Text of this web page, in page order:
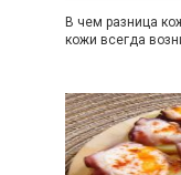
В чем разница
кожи всегда